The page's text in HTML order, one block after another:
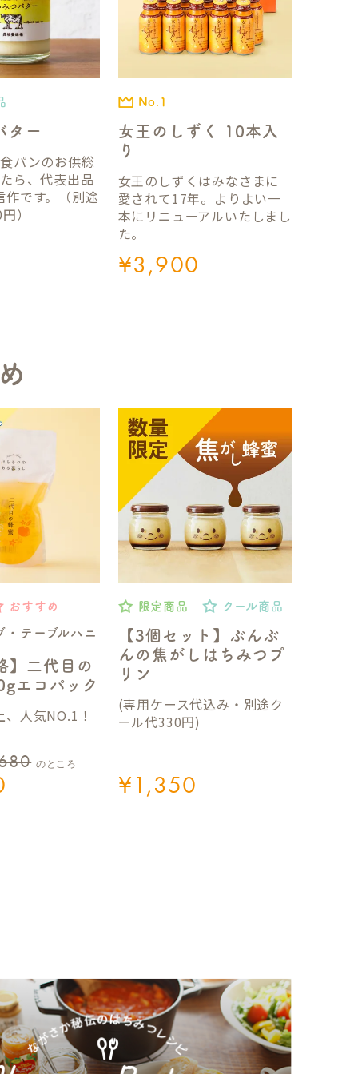
ター
パンのお供総
ら、代表出品
作です。（別途
）
No.1
女王のしずく 10本入
り
女王のしずくはみなさまに
愛されて17年。よりよい一
本にリニューアルいたしまし
た。
¥3,900
おすすめ
・テーブルハニ
】二代目の
エコパック
人気NO.1！
のところ
限定商品 クール商品
【3個セット】ぶんぶ
んの焦がしはちみつプ
リン
(専用ケース代込み・別途ク
ール代330円)
¥1,350